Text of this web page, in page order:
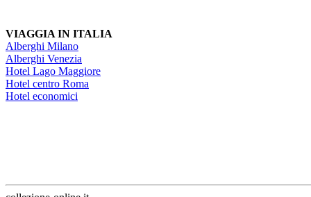
VIAGGIA IN ITALIA
Alberghi Milano
Alberghi Venezia
Hotel Lago Maggiore
Hotel centro Roma
Hotel economici